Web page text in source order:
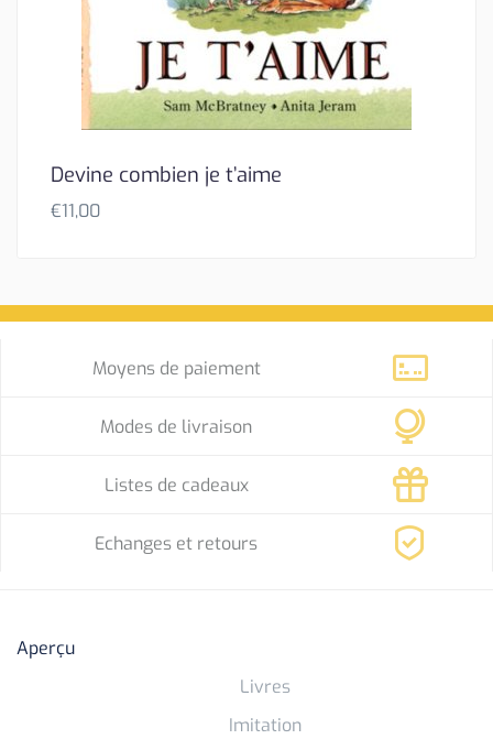
Devine combien je t’aime
€11,00
Moyens de paiement
Modes de livraison
Listes de cadeaux
Echanges et retours
Aperçu
Livres
Imitation